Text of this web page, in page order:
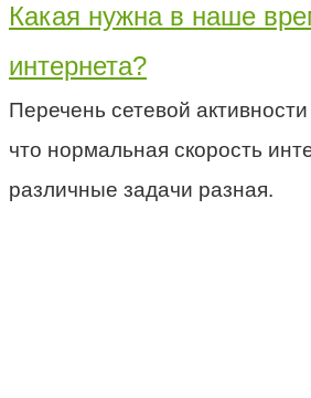
Какая нужна в наше
интернета?
Перечень сетевой
что нормальная скорость
различные задачи разная.